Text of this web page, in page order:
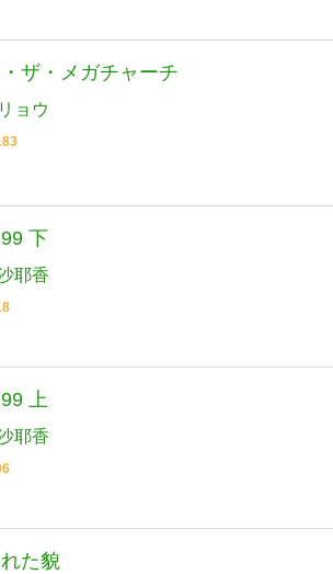
ザ・メガチャーチ
ョウ
下
耶香
上
耶香
た貌